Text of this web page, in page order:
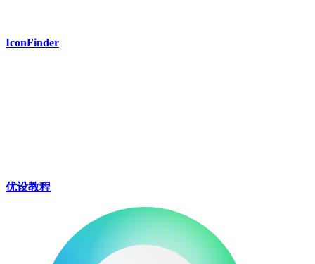
IconFinder
优设教程